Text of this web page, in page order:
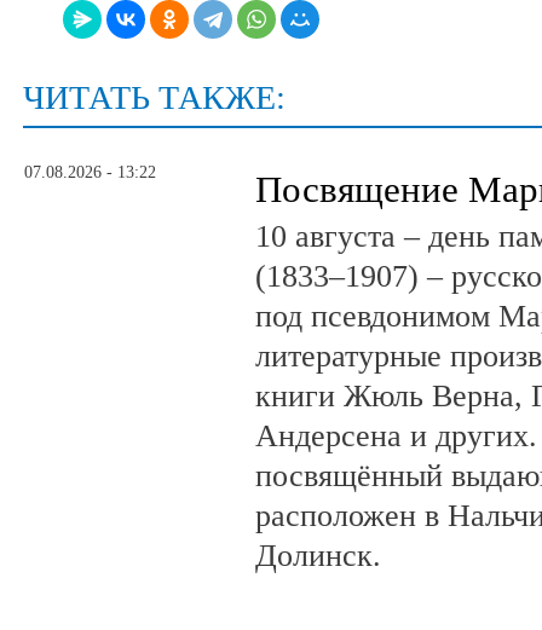
ЧИТАТЬ ТАКЖЕ:
07.08.2026 - 13:22 Посвящение
10 августа – день
(1833–1907) –
под псевдонимом
литературные
книги Жюль Верна,
Андерсена и
посвящённый
расположен в
Долинск.